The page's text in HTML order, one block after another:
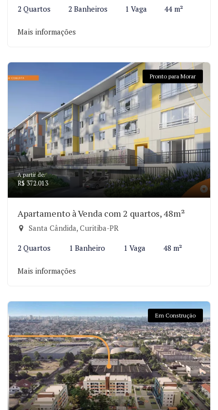
2 Quartos 2 Banheiros 1 Vaga 44 m²
Mais informações
Pronto para Morar
A partir de:
R$ 372.013
Apartamento à Venda com 2 quartos, 48m²
Santa Cândida, Curitiba-PR
2 Quartos 1 Banheiro 1 Vaga 48 m²
Mais informações
Em Construção